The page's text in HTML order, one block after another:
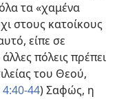
τα «χαμένα
στους κατοίκους
είπε σε
πόλεις πρέπει
του Θεού,
44) Σαφώς, η